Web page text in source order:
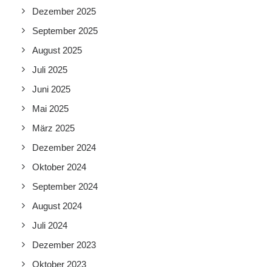
Dezember 2025
September 2025
August 2025
Juli 2025
Juni 2025
Mai 2025
März 2025
Dezember 2024
Oktober 2024
September 2024
August 2024
Juli 2024
Dezember 2023
Oktober 2023